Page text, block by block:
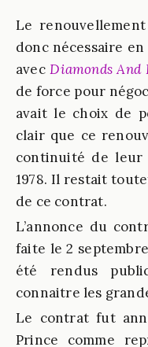
Le
donc nécessaire en
avecDiamonds And
de force pour
avait le choix de
clair que ce
continuité de leur
1978. Il restait
de ce contrat.
L’annonce du
faite le 2
été rendus
connaitre les
Le contrat fut
Prince comme